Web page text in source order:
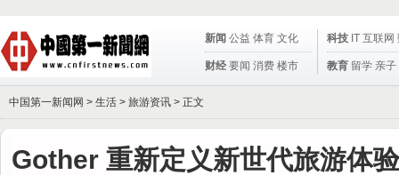
新闻 公益 体育 文化
财经 要闻 消费 楼市
科技 IT 互联网
教育 留学 亲子
中国第一新闻网 > 生活 > 旅游资讯 > 正文
Gother 重新定义新世代旅游体